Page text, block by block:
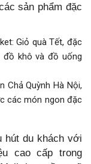
sản phẩm đặc
Giỏ quà Tết, đặc
đồ khô và đồ uống
Chả Quỳnh Hà Nội,
các món ngon đặc
hút du khách với
cao cấp trong